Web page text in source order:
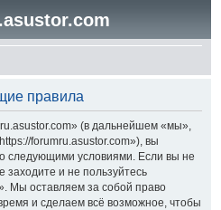
правила
(в дальнейшем «мы»,
forumru.asustor.com»), вы
следующими условиями. Если вы не
заходите и не пользуйтесь
Мы оставляем за собой право
и сделаем всё возможное, чтобы